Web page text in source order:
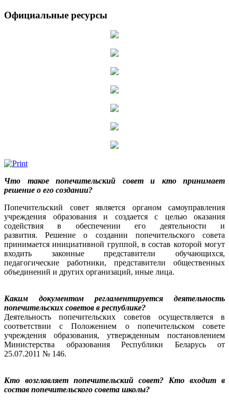
Официальные ресурсы
Что такое попечительский совет и кто принимает
решение о его создании?
Попечительский совет является органом самоуправления
учреждения образования и создается с целью оказания
содействия в обеспечении его деятельности и
развития. Решение о создании попечительского совета
принимается инициативной группой, в состав которой могут
входить законные представители обучающихся,
педагогические работники, представители общественных
объединений и других организаций, иные лица.
Каким документом регламентируется деятельность
попечительских советов в республике?
Деятельность попечительских советов осуществляется в
соответствии с Положением о попечительском совете
учреждения образования, утвержденным постановлением
Министерства образования Республики Беларусь от
25.07.2011 № 146.
Кто возглавляет попечительский совет? Кто входит в
состав попечительского совета школы?